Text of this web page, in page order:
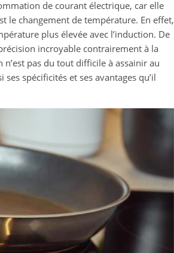
de courant électrique, car elle
le changement de température. En effet,
plus élevée avec l’induction. De
incroyable contrairement à la
pas du tout difficile à assainir au
spécificités et ses avantages qu’il